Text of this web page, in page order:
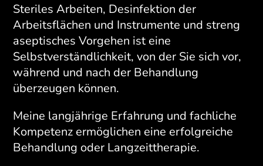
Steriles Arbeiten, Desinfektion der
Arbeitsflächen und Instrumente und streng
aseptisches Vorgehen ist eine
Selbstverständlichkeit, von der Sie sich vor,
während und nach der Behandlung
überzeugen können.
Meine langjährige Erfahrung und fachliche
Kompetenz ermöglichen eine erfolgreiche
Behandlung oder Langzeittherapie.